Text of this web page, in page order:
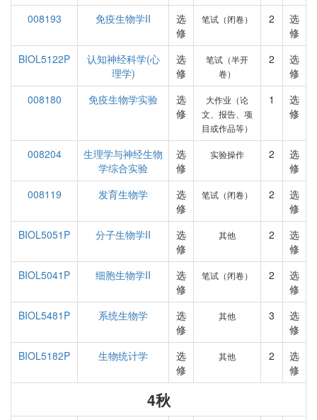
008193
免疫生物学II
选
修
笔试（闭卷） 2
选
修
BIOL5122P
认知神经科学(心
理学)
选
修
笔试（半开
卷）
2
选
修
008180
免疫生物学实验
选
修
大作业（论
文、报告、项
目或作品等）
1
选
修
008204
生理学与神经生物
学综合实验
选
修
实验操作 2
选
修
008119
发育生物学
选
修
笔试（闭卷） 2
选
修
BIOL5051P
分子生物学II
选
修
其他 2
选
修
BIOL5041P
细胞生物学II
选
修
笔试（闭卷） 2
选
修
BIOL5481P
系统生物学
选
修
其他 3
选
修
BIOL5182P
生物统计学
选
修
其他 2
选
修
4秋